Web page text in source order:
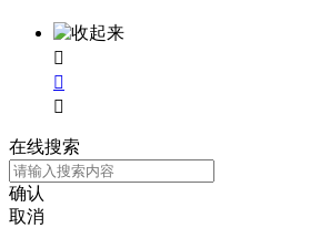



在线搜索
确认
取消